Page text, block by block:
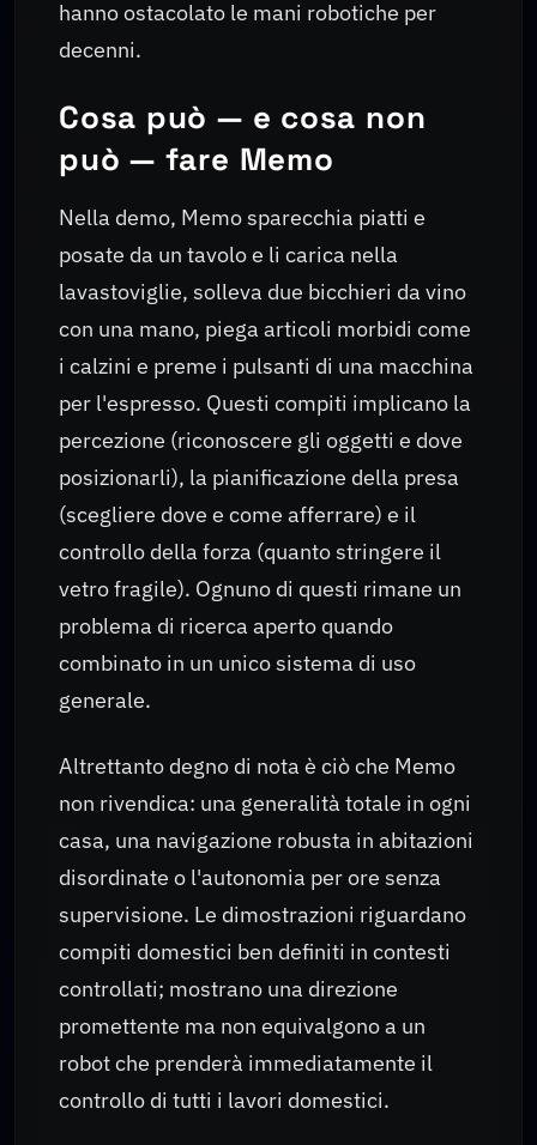
hanno ostacolato le mani robotiche per
decenni.
Cosa può — e cosa non
può — fare Memo
Nella demo, Memo sparecchia piatti e
posate da un tavolo e li carica nella
lavastoviglie, solleva due bicchieri da vino
con una mano, piega articoli morbidi come
i calzini e preme i pulsanti di una macchina
per l'espresso. Questi compiti implicano la
percezione (riconoscere gli oggetti e dove
posizionarli), la pianificazione della presa
(scegliere dove e come afferrare) e il
controllo della forza (quanto stringere il
vetro fragile). Ognuno di questi rimane un
problema di ricerca aperto quando
combinato in un unico sistema di uso
generale.
Altrettanto degno di nota è ciò che Memo
non rivendica: una generalità totale in ogni
casa, una navigazione robusta in abitazioni
disordinate o l'autonomia per ore senza
supervisione. Le dimostrazioni riguardano
compiti domestici ben definiti in contesti
controllati; mostrano una direzione
promettente ma non equivalgono a un
robot che prenderà immediatamente il
controllo di tutti i lavori domestici.